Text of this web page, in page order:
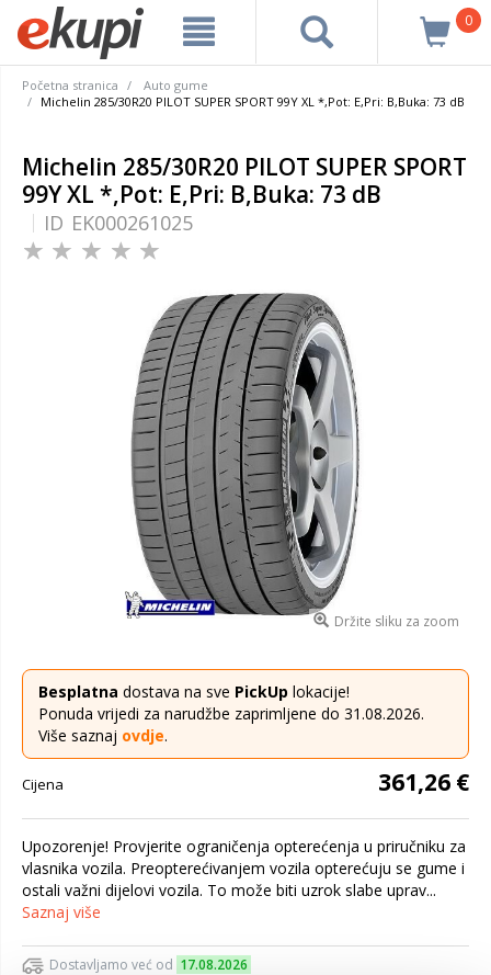
0
Početna stranica
Auto gume
Michelin 285/30R20 PILOT SUPER SPORT 99Y XL *,Pot: E,Pri: B,Buka: 73 dB
Michelin 285/30R20 PILOT SUPER SPORT
99Y XL *,Pot: E,Pri: B,Buka: 73 dB
ID EK000261025
Držite sliku za zoom
Besplatna dostava na sve PickUp lokacije!
Ponuda vrijedi za narudžbe zaprimljene do 31.08.2026.
Više saznaj ovdje.
Cijena 361,26 €
Upozorenje! Provjerite ograničenja opterećenja u priručniku za
vlasnika vozila. Preopterećivanjem vozila opterećuju se gume i
ostali važni dijelovi vozila. To može biti uzrok slabe uprav...
Saznaj više
Dostavljamo već od 17.08.2026